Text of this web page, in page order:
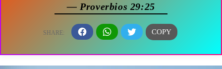
— Proverbios 29:25